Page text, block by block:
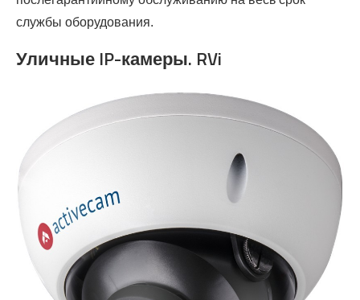
службы оборудования.
Уличные IP-камеры. RVi